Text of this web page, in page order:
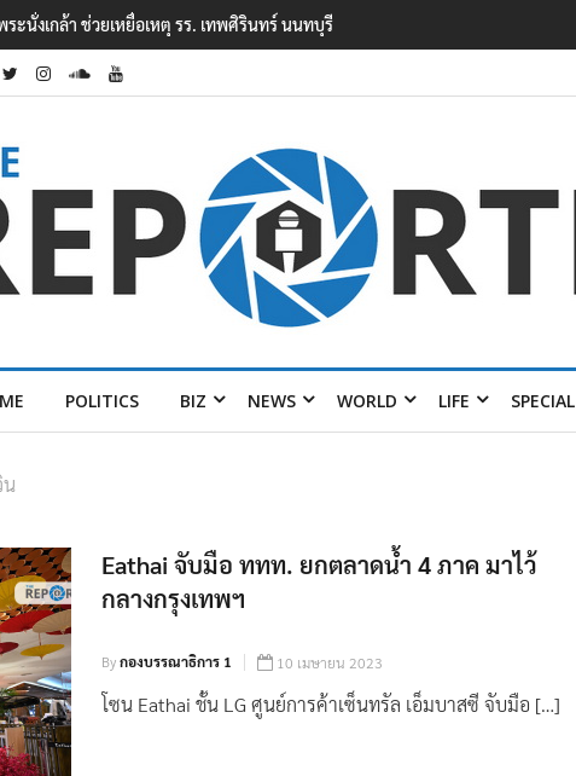
รงจูงใจ เหตุยิงในโรงเรียนเทพศิรินทร์ นนทบุรี พบเด็กก่อ
POLITICS BIZ NEWS WORLD LIFE SPECIAL
น
Eathai จับมือ ททท. ยกตลาดน้ำ 4 ภาค มาไว้
กลางกรุงเทพฯ
Byกองบรรณาธิการ 1 10 เมษายน 2023
โซน Eathai ชั้น LG ศูนย์การค้าเซ็นทรัล เอ็มบาสซี จับมือ […]